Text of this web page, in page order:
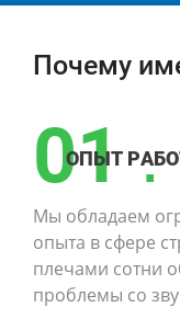
Почему
01.
ОПЫТ
Мы обладаем
опыта в сфере
плечами сотни
проблемы со